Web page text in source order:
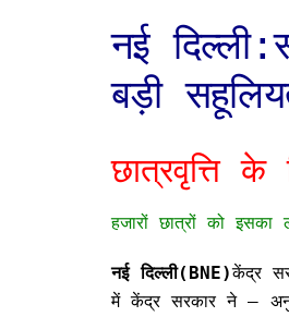
नई
बड़ी
छात्रवृत्ति
हजारों छात्रों को
नई दिल्ली(BNE)केंद्र
में केंद्र सरकार ने –